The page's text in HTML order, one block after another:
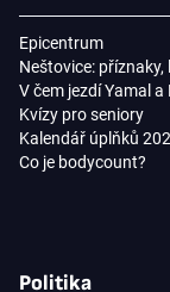
Epicentrum
Neštovice: příznaky,
V čem jezdí Yamal a
Kvízy pro seniory
Kalendář úplňků
Co je bodycount?
Politika